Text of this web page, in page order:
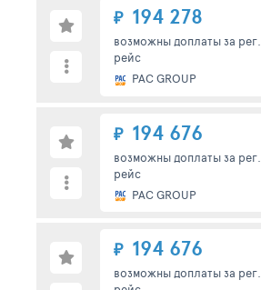
₽ 194 278
возможны доплаты за рег.
рейс
PAC GROUP
₽ 194 676
возможны доплаты за рег.
рейс
PAC GROUP
₽ 194 676
возможны доплаты за рег.